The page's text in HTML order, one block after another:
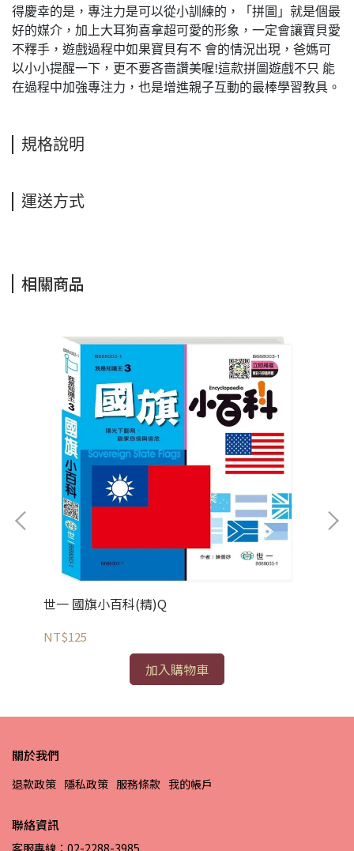
得慶幸的是，專注力是可以從小訓練的，「拼圖」就是個最
好的媒介，加上大耳狗喜拿超可愛的形象，一定會讓寶貝愛
不釋手，遊戲過程中如果寶貝有不 會的情況出現，爸媽可
以小小提醒一下，更不要吝嗇讚美喔!這款拼圖遊戲不只 能
在過程中加強專注力，也是增進親子互動的最棒學習教具。
規格說明
運送方式
相關商品
世一 國旗小百科(精)Q
NT$125
加入購物車
關於我們
退款政策 隱私政策 服務條款 我的帳戶
聯絡資訊
客服專線：02-2288-3985